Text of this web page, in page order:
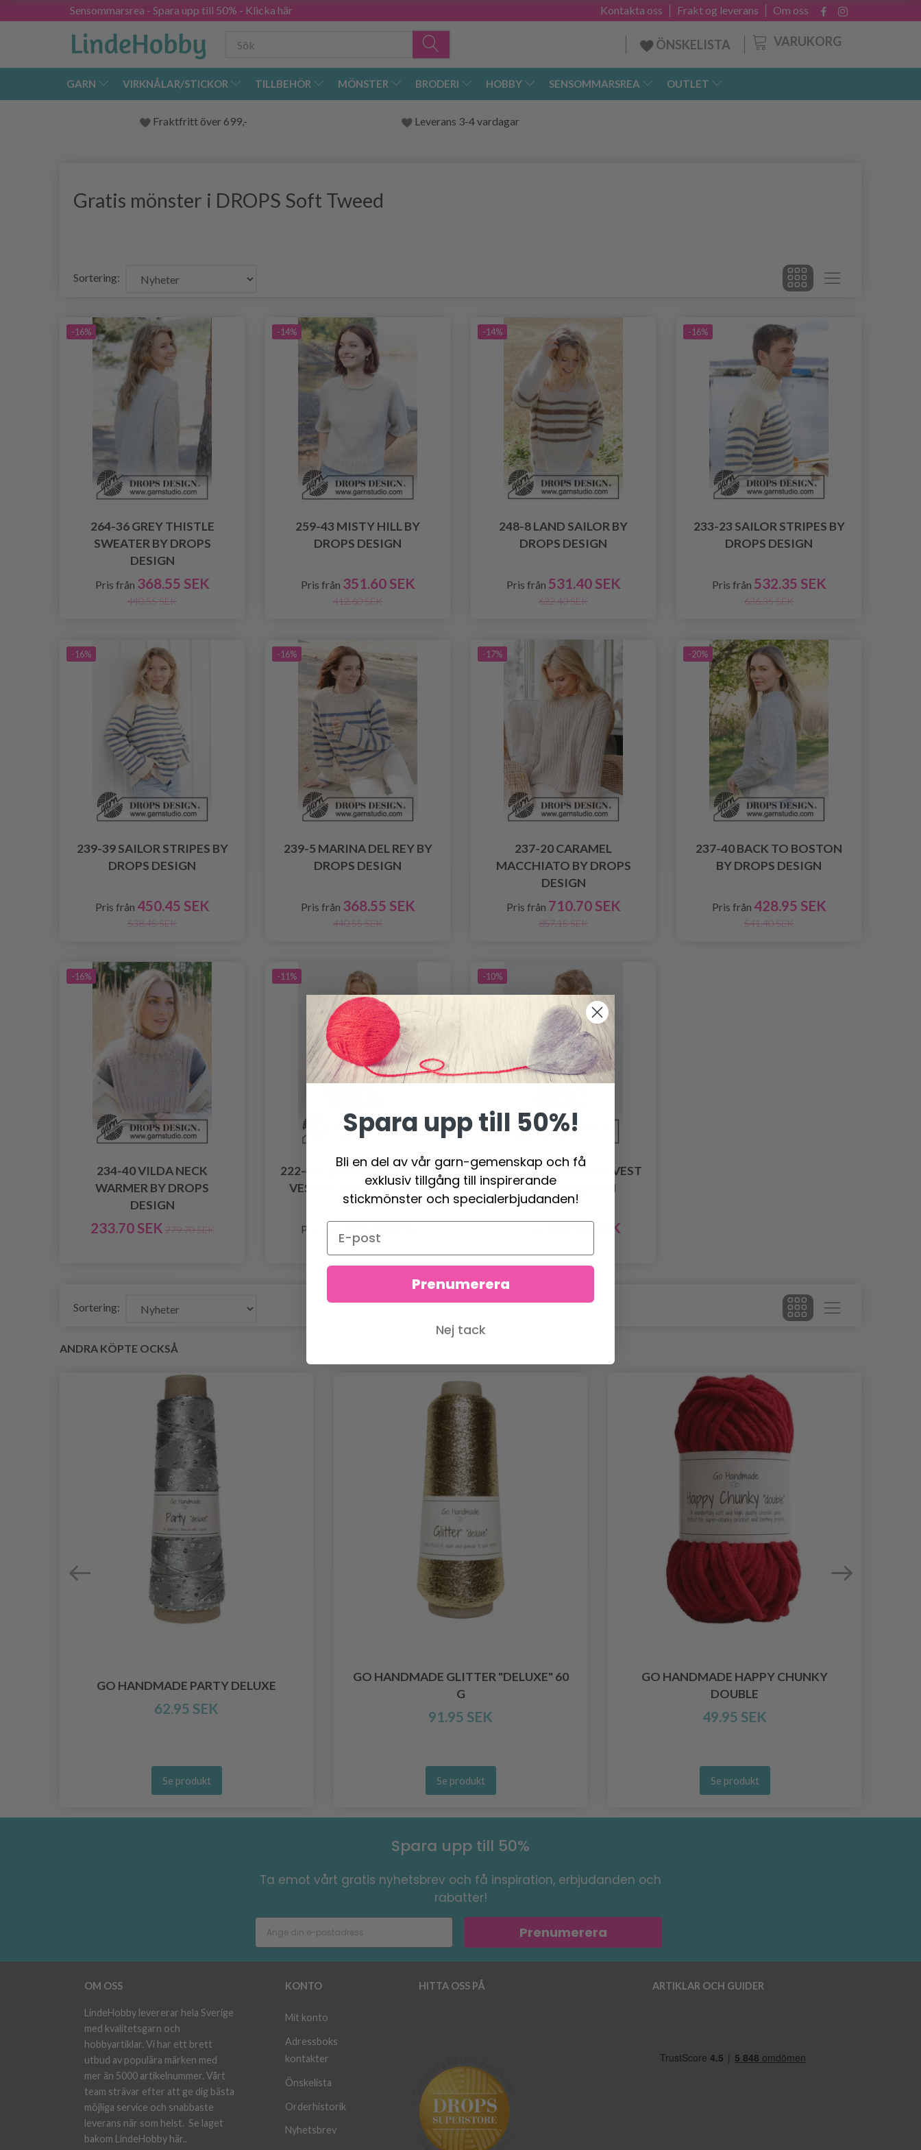
Sensommarsrea - Spara upp till 50% - Klicka här Om oss
Frakt og leverans
Kontakta oss
VARUKORG
ÖNSKELISTA
GARN VIRKNÅLAR/STICKOR TILLBEHÖR MÖNSTER BRODERI HOBBY SENSOMMARSREA OUTLET
Fraktfritt över 699,- Leverans 3-4 vardagar
Gratis mönster i DROPS Soft Tweed
Sortering:
-16%
264-36 GREY THISTLE
SWEATER BY DROPS
DESIGN
Pris från 368.55 SEK
440.55 SEK
-14%
259-43 MISTY HILL BY
DROPS DESIGN
Pris från 351.60 SEK
412.60 SEK
-14%
248-8 LAND SAILOR BY
DROPS DESIGN
Pris från 531.40 SEK
622.40 SEK
-16%
233-23 SAILOR STRIPES BY
DROPS DESIGN
Pris från 532.35 SEK
636.35 SEK
-16%
239-39 SAILOR STRIPES BY
DROPS DESIGN
Pris från 450.45 SEK
538.45 SEK
-16%
239-5 MARINA DEL REY BY
DROPS DESIGN
Pris från 368.55 SEK
440.55 SEK
-17%
237-20 CARAMEL
MACCHIATO BY DROPS
DESIGN
Pris från 710.70 SEK
857.15 SEK
-20%
237-40 BACK TO BOSTON
BY DROPS DESIGN
Pris från 428.95 SEK
541.40 SEK
-16%
234-40 VILDA NECK
WARMER BY DROPS
DESIGN
233.70 SEK 279.70 SEK
-11%
222-43 FLOWER HARMONY
VEST BY DROPS DESIGN
Pris från 372.60 SEK
412.60 SEK
-10%
222-42 MAY FLOWERS VEST
BY DROPS DESIGN
432.45 SEK
Sortering:
ANDRA KÖPTE OCKSÅ
GO HANDMADE PARTY DELUXE
62.95 SEK
Se produkt
GO HANDMADE GLITTER "DELUXE" 60
G
91.95 SEK
Se produkt
GO HANDMADE HAPPY CHUNKY
DOUBLE
49.95 SEK
Se produkt
Spara upp till 50%
Ta emot vårt gratis nyhetsbrev och få inspiration, erbjudanden och
rabatter!
Prenumerera
OM OSS
LindeHobby levererar hela Sverige
med kvalitetsgarn och
hobbyartiklar. Vi har ett brett
utbud av populära märken med
mer än 5000 artikelnummer. Vårt
team strävar efter att ge dig bästa
möjliga service och snabbaste
leverans när som helst. Se laget
bakom LindeHobby här..
KONTO
Mit konto
Adressboks
kontakter
Önskelista
Orderhistorik
Nyhetsbrev
HITTA OSS PÅ ARTIKLAR OCH GUIDER
Spara upp till 50%!
Bli en del av vår garn-gemenskap och få
exklusiv tillgång till inspirerande
stickmönster och specialerbjudanden!
Prenumerera
Nej tack